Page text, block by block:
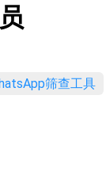
筛查工具